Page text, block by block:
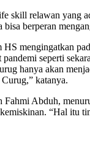
skill relawan yang
berperan
HS mengingatkan
seperti
hanya akan
katanya.
Fahmi Abduh,
“Hal itu